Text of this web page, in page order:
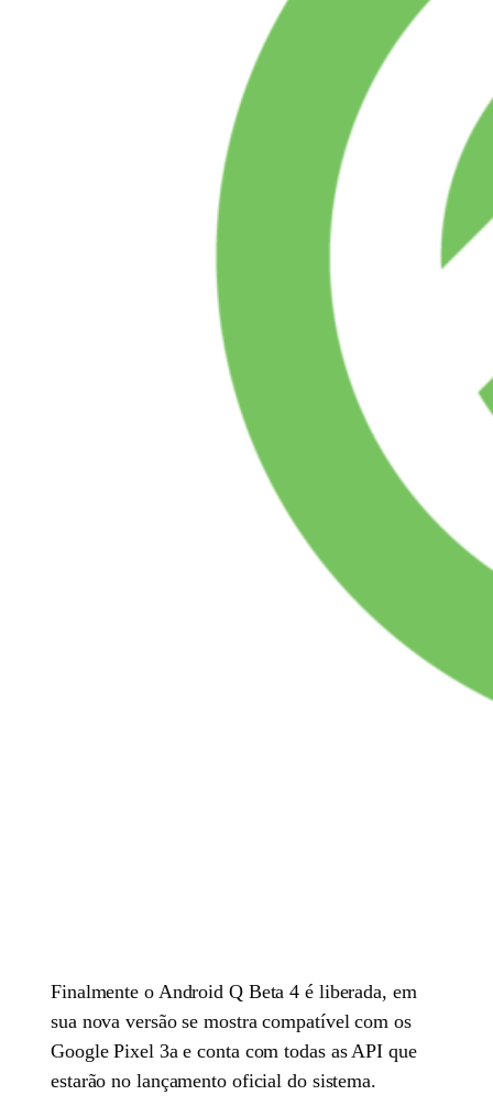
Finalmente o Android Q Beta 4 é liberada, em
sua nova versão se mostra compatível com os
Google Pixel 3a e conta com todas as API que
estarão no lançamento oficial do sistema.